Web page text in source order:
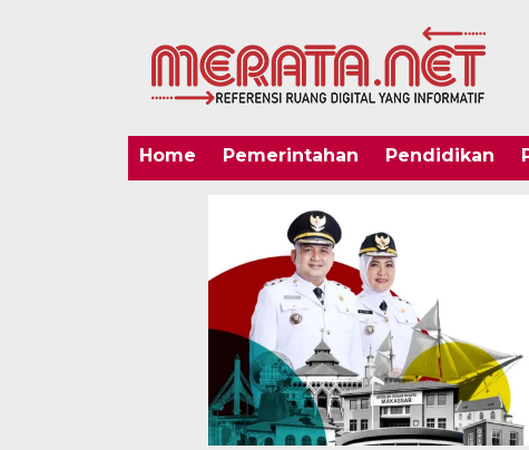
Home Pemerintahan Pendidikan